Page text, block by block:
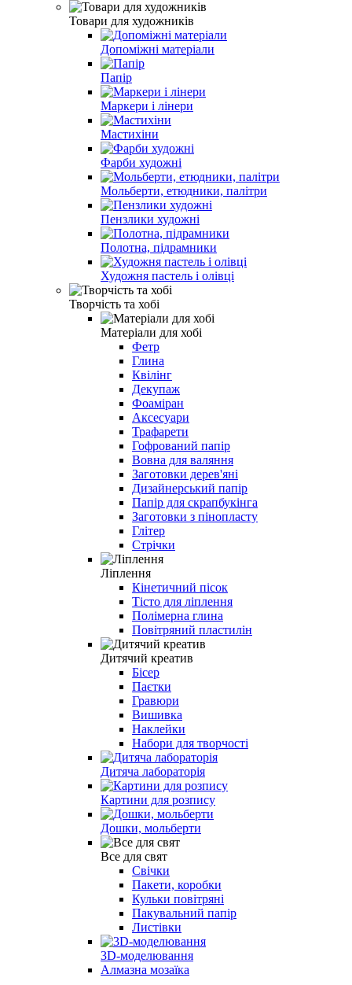
Товари для художників
Допоміжні матеріали
Папір
Маркери і лінери
Мастихіни
Фарби художні
Мольберти, етюдники, палітри
Пензлики художні
Полотна, підрамники
Художня пастель і олівці
Творчість та хобі
Матеріали для хобі
Фетр
Глина
Квілінг
Декупаж
Фоаміран
Аксесуари
Трафарети
Гофрований папір
Вовна для валяння
Заготовки дерев'яні
Дизайнерський папір
Папір для скрапбукінга
Заготовки з пінопласту
Глітер
Стрічки
Ліплення
Кінетичний пісок
Тісто для ліплення
Полімерна глина
Повітряний пластилін
Дитячий креатив
Бісер
Паєтки
Гравюри
Вишивка
Наклейки
Набори для творчості
Дитяча лабораторія
Картини для розпису
Дошки, мольберти
Все для свят
Свічки
Пакети, коробки
Кульки повітряні
Пакувальний папір
Листівки
3D-моделювання
Алмазна мозаїка